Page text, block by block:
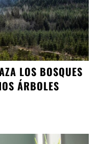
LOS BOSQUES
ÁRBOLES